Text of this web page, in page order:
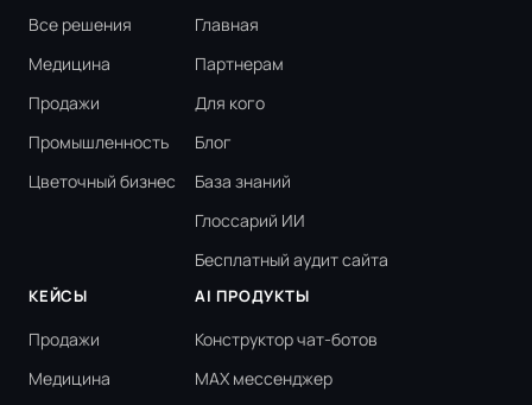
Все решения
Медицина
Продажи
Промышленность
Цветочный бизнес
Главная
Партнерам
Для кого
Блог
База знаний
Глоссарий ИИ
Бесплатный аудит сайта
КЕЙСЫ
Продажи
Медицина
AI ПРОДУКТЫ
Конструктор чат-ботов
MAX мессенджер